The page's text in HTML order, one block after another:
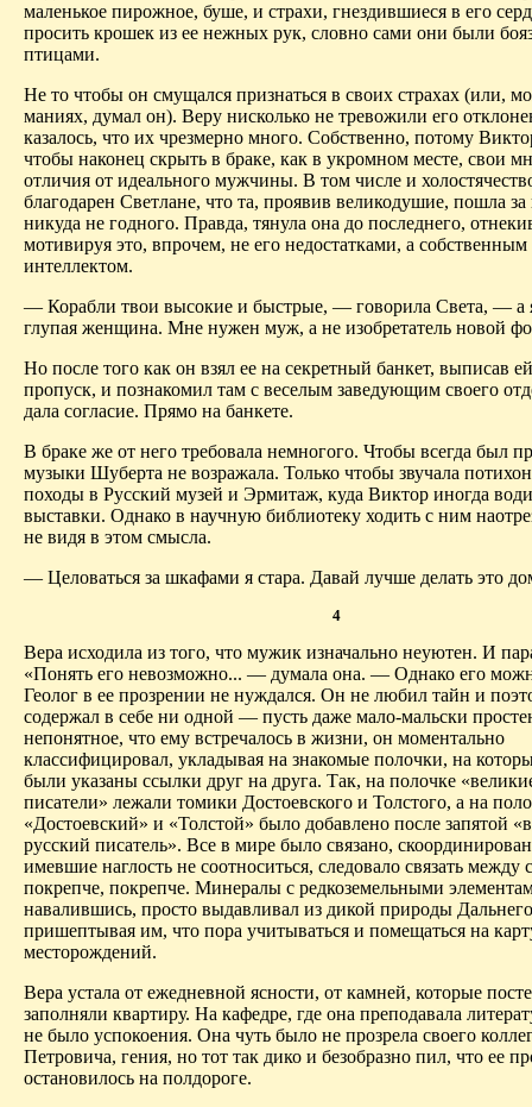
маленькое пирожное, буше, и страхи, гнездившиеся в его
просить крошек из ее нежных рук, словно сами они были
птицами.
Не то чтобы он смущался признаться в своих страхах (или,
маниях, думал он). Веру нисколько не тревожили его
казалось, что их чрезмерно много. Собственно, потому
чтобы наконец скрыть в браке, как в укромном месте, свои
отличия от идеального мужчины. В том числе и
благодарен Светлане, что та, проявив великодушие, пошла за
никуда не годного. Правда, тянула она до последнего,
мотивируя это, впрочем, не его недостатками, а
интеллектом.
— Корабли твои высокие и быстрые, — говорила Света, — а
глупая женщина. Мне нужен муж, а не изобретатель новой
Но после того как он взял ее на секретный банкет, выписав
пропуск, и познакомил там с веселым заведующим своего
дала согласие. Прямо на банкете.
В браке же от него требовала немногого. Чтобы всегда был
музыки Шуберта не возражала. Только чтобы звучала
походы в Русский музей и Эрмитаж, куда Виктор иногда
выставки. Однако в научную библиотеку ходить с ним
не видя в этом смысла.
— Целоваться за шкафами я стара. Давай лучше делать это
4
Вера исходила из того, что мужик изначально неуютен. И
«Понять его невозможно... — думала она. — Однако его
Геолог в ее прозрении не нуждался. Он не любил тайн и
содержал в себе ни одной — пусть даже мало‑мальски
непонятное, что ему встречалось в жизни, он моментально
классифицировал, укладывая на знакомые полочки, на
были указаны ссылки друг на друга. Так, на полочке
писатели» лежали томики Достоевского и Толстого, а на
«Достоевский» и «Толстой» было добавлено после запятой
русский писатель». Все в мире было связано,
имевшие наглость не соотноситься, следовало связать между
покрепче, покрепче. Минералы с редкоземельными
навалившись, просто выдавливал из дикой природы
пришептывая им, что пора учитываться и помещаться на
месторождений.
Вера устала от ежедневной ясности, от камней, которые
заполняли квартиру. На кафедре, где она преподавала
не было успокоения. Она чуть было не прозрела своего
Петровича, гения, но тот так дико и безобразно пил, что ее
остановилось на полдороге.